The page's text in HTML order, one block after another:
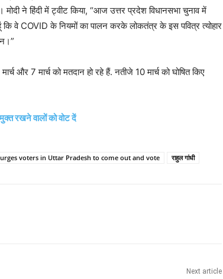
ने हिंदी में ट्वीट किया, “आज उत्तर प्रदेश विधानसभा चुनाव में
वे COVID के नियमों का पालन करके लोकतंत्र के इस पवित्र त्योहार
और 7 मार्च को मतदान हो रहे हैं. नतीजे 10 मार्च को घोषित किए
रखने वालों को वोट दें
voters in Uttar Pradesh to come out and vote राहुल गांधी
Next article